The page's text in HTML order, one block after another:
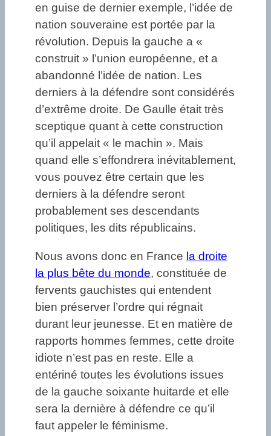
en guise de dernier exemple, l’idée de
nation souveraine est portée par la
révolution. Depuis la gauche a «
construit » l’union européenne, et a
abandonné l’idée de nation. Les
derniers à la défendre sont considérés
d’extrême droite. De Gaulle était très
sceptique quant à cette construction
qu’il appelait « le machin ». Mais
quand elle s’effondrera inévitablement,
vous pouvez être certain que les
derniers à la défendre seront
probablement ses descendants
politiques, les dits républicains.
Nous avons donc en France la droite
la plus bête du monde, constituée de
fervents gauchistes qui entendent
bien préserver l’ordre qui régnait
durant leur jeunesse. Et en matière de
rapports hommes femmes, cette droite
idiote n’est pas en reste. Elle a
entériné toutes les évolutions issues
de la gauche soixante huitarde et elle
sera la dernière à défendre ce qu’il
faut appeler le féminisme.